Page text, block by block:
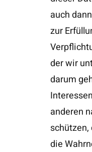
auch
zur
der wir
darum
anderen
die